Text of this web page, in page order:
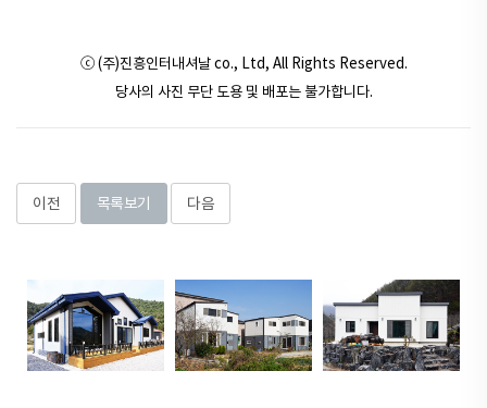
ⓒ (주)진흥인터내셔날 co., Ltd, All Rights Reserved.
당사의 사진 무단 도용 및 배포는 불가합니다.
이전 목록보기 다음